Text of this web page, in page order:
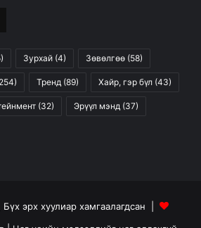
Зурхай (4) Зөвөлгөө (58)
Тренд (89) Хайр, гэр бүл (43)
(32) Эрүүл мэнд (37)
эрх хуулиар хамгаалагдсан |